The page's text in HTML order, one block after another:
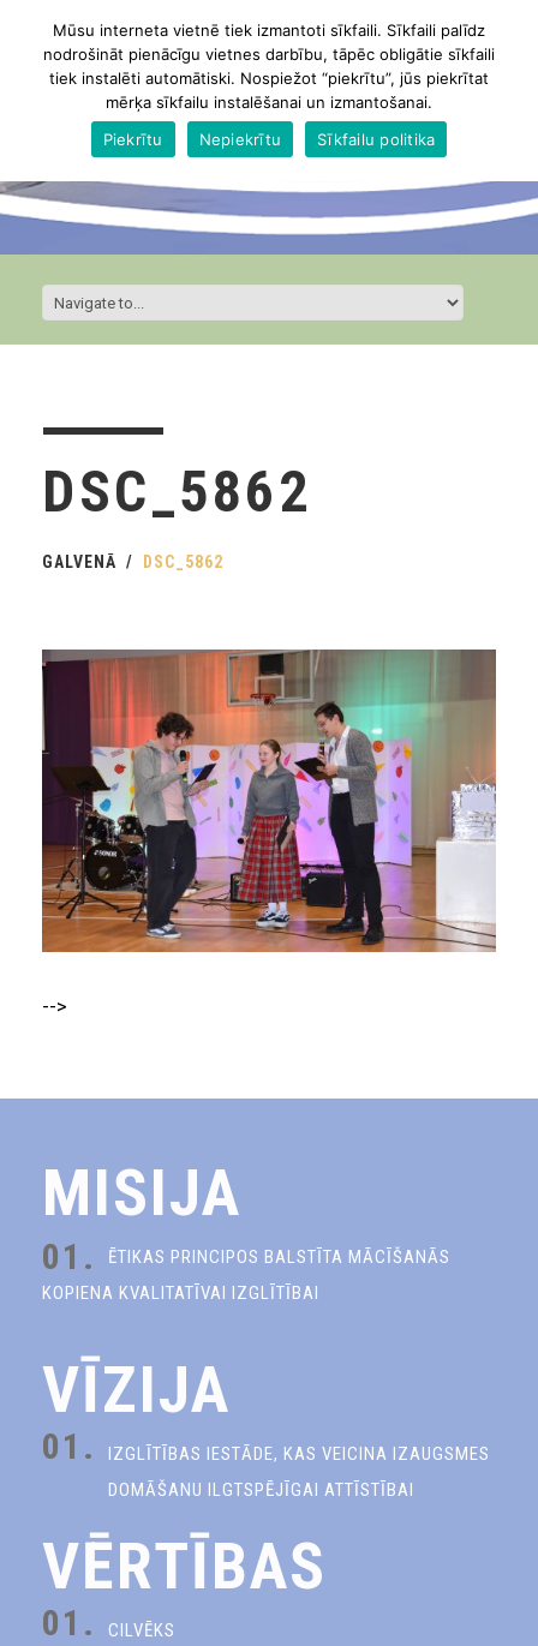
DSC_5862
GALVENĀ DSC_5862
-->
MISIJA
01.
ĒTIKAS PRINCIPOS BALSTĪTA MĀCĪŠANĀS
KOPIENA KVALITATĪVAI IZGLĪTĪBAI
VĪZIJA
01.
IZGLĪTĪBAS IESTĀDE, KAS VEICINA IZAUGSMES
DOMĀŠANU ILGTSPĒJĪGAI ATTĪSTĪBAI
VĒRTĪBAS
01. CILVĒKS
Mūsu interneta vietnē tiek izmantoti sīkfaili. Sīkfaili palīdz
nodrošināt pienācīgu vietnes darbību, tāpēc obligātie sīkfaili
tiek instalēti automātiski. Nospiežot “piekrītu”, jūs piekrītat
mērķa sīkfailu instalēšanai un izmantošanai.
Piekrītu
Nepiekrītu Sīkfailu politika